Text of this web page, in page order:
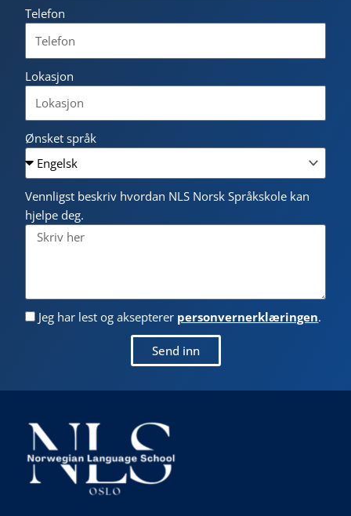
Telefon
Lokasjon
Ønsket språk
Vennligst beskriv hvordan NLS Norsk Språkskole kan
hjelpe deg.
Jeg har lest og aksepterer personvernerklæringen.
Send inn